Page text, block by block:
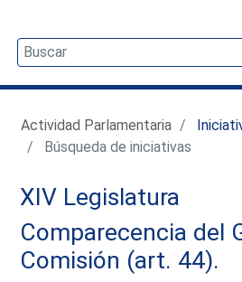
Actividad Parlamentaria
Búsqueda de iniciativas
XIV Legislatura
Comparecencia del
Comisión (art. 44).